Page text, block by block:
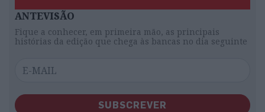
ANTEVISÃO
Fique a conhecer, em primeira mão, as principais
histórias da edição que chega às bancas no dia seguinte
SUBSCREVER